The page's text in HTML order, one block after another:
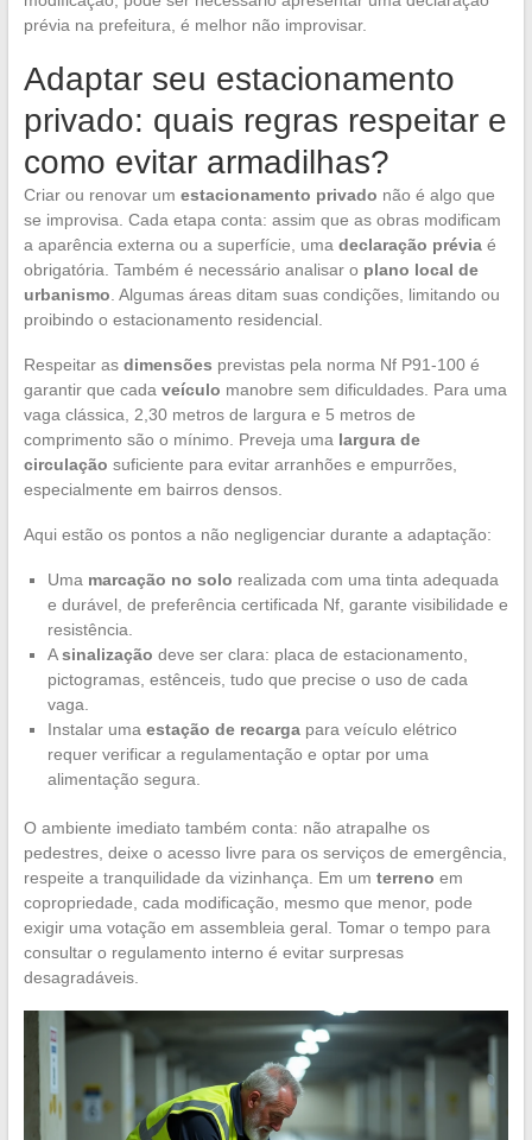
prévia na prefeitura, é melhor não improvisar.
Adaptar seu estacionamento
privado: quais regras respeitar e
como evitar armadilhas?
Criar ou renovar um estacionamento privado não é algo que
se improvisa. Cada etapa conta: assim que as obras modificam
a aparência externa ou a superfície, uma declaração préviaé
obrigatória. Também é necessário analisar o plano local de
urbanismo . Algumas áreas ditam suas condições, limitando ou
proibindo o estacionamento residencial.
Respeitar as dimensões previstas pela norma Nf P91-100 é
garantir que cada veículo manobre sem dificuldades. Para uma
vaga clássica, 2,30 metros de largura e 5 metros de
comprimento são o mínimo. Preveja uma largura de
circulação suficiente para evitar arranhões e empurrões,
especialmente em bairros densos.
Aqui estão os pontos a não negligenciar durante a adaptação:
Uma marcação no solo realizada com uma tinta adequada
e durável, de preferência certificada Nf, garante visibilidade e
resistência.
Asinalização deve ser clara: placa de estacionamento,
pictogramas, estênceis, tudo que precise o uso de cada
vaga.
Instalar uma estação de recargapara veículo elétrico
requer verificar a regulamentação e optar por uma
alimentação segura.
O ambiente imediato também conta: não atrapalhe os
pedestres, deixe o acesso livre para os serviços de emergência,
respeite a tranquilidade da vizinhança. Em um terreno em
copropriedade, cada modificação, mesmo que menor, pode
exigir uma votação em assembleia geral. Tomar o tempo para
consultar o regulamento interno é evitar surpresas
desagradáveis.